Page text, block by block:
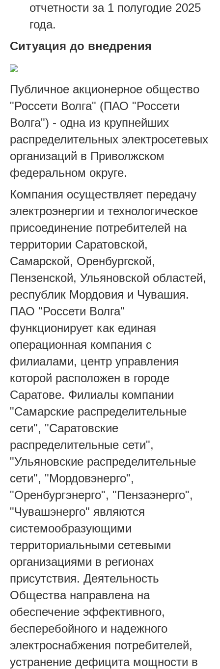
отчетности за 1 полугодие 2025
года.
Ситуация до внедрения
Публичное акционерное общество
"Россети Волга" (ПАО "Россети
Волга") - одна из крупнейших
распределительных электросетевых
организаций в Приволжском
федеральном округе.
Компания осуществляет передачу
электроэнергии и технологическое
присоединение потребителей на
территории Саратовской,
Самарской, Оренбургской,
Пензенской, Ульяновской областей,
республик Мордовия и Чувашия.
ПАО "Россети Волга"
функционирует как единая
операционная компания с
филиалами, центр управления
которой расположен в городе
Саратове. Филиалы компании
"Самарские распределительные
сети", "Саратовские
распределительные сети",
"Ульяновские распределительные
сети", "Мордовэнерго",
"Оренбургэнерго", "Пензаэнерго",
"Чувашэнерго" являются
системообразующими
территориальными сетевыми
организациями в регионах
присутствия. Деятельность
Общества направлена на
обеспечение эффективного,
бесперебойного и надежного
электроснабжения потребителей,
устранение дефицита мощности в